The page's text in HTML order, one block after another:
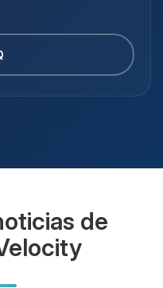
de